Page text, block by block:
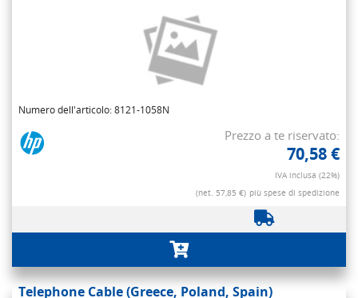
Numero dell'articolo: 8121-1058N
Prezzo a te riservato:
70,58 €
IVA inclusa (22%)
(net. 57,85 €) più spese di spedizione
Telephone Cable (Greece, Poland, Spain)